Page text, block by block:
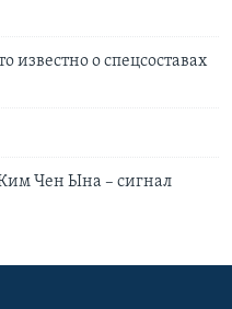
известно о спецсоставах
Чен Ына – сигнал